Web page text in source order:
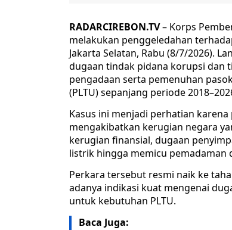
RADARCIREBON.TV– Korps
melakukan penggeledahan
Jakarta Selatan, Rabu (8/7/2026).
dugaan tindak pidana korupsi dan
pengadaan serta pemenuhan
(PLTU) sepanjang periode
Kasus ini menjadi perhatian
mengakibatkan kerugian negara
kerugian finansial, dugaan
listrik hingga memicu pemadaman
Perkara tersebut resmi naik ke
adanya indikasi kuat mengenai
untuk kebutuhan PLTU.
Baca Juga: